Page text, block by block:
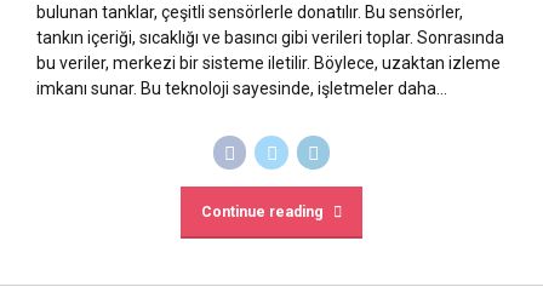
bulunan tanklar, çeşitli sensörlerle donatılır. Bu sensörler,
tankın içeriği, sıcaklığı ve basıncı gibi verileri toplar. Sonrasında
bu veriler, merkezi bir sisteme iletilir. Böylece, uzaktan izleme
imkanı sunar. Bu teknoloji sayesinde, işletmeler daha...
Continue reading